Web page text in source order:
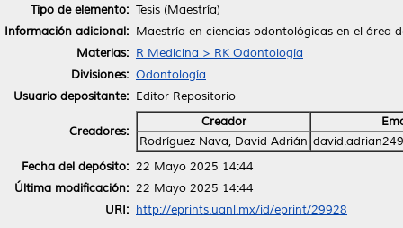
Tipo de elemento: Tesis (Maestría)
Información adicional: Maestría en ciencias odontológicas en el área
Materias: R Medicina > RK Odontología
Divisiones: Odontología
Usuario depositante: Editor Repositorio
Creadores:
Creador
Rodríguez Nava, David Adrián
Fecha del depósito: 22 Mayo 2025 14:44
Última modificación: 22 Mayo 2025 14:44
URI: http://eprints.uanl.mx/id/eprint/29928